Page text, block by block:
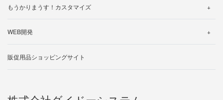
無料トライアルお申し込み
操作マニュアル
ライセンスの追加について
帳票一覧
もうかりまうす！カスタマイズ
WEB開発
販促用品ショッピングサイト